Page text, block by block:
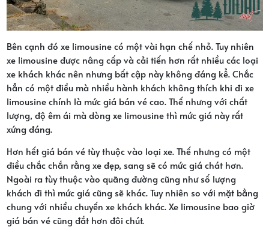
Bên cạnh đó xe limousine có một vài hạn chế nhỏ. Tuy nhiên
xe limousine được nâng cấp và cải tiến hơn rất nhiều các loại
xe khách khác nên nhưng bất cập này không đáng kể. Chắc
hẳn có một điều mà nhiều hành khách không thích khi đi xe
limousine chính là mức giá bán vé cao. Thế nhưng với chất
lượng, độ êm ái mà dòng xe limousine thì mức giá này rất
xứng đáng.
Hơn hết giá bán vé tùy thuộc vào loại xe. Thế nhưng có một
điều chắc chắn rằng xe đẹp, sang sẽ có mức giá chát hơn.
Ngoài ra tùy thuộc vào quãng đường cũng như số lượng
khách đi thì mức giá cũng sẽ khác. Tuy nhiên so với mặt bằng
chung với nhiều chuyến xe khách khác. Xe limousine bao giờ
giá bán vé cũng đắt hơn đôi chút.